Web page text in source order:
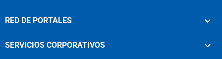
RED DE PORTALES
SERVICIOS CORPORATIVOS